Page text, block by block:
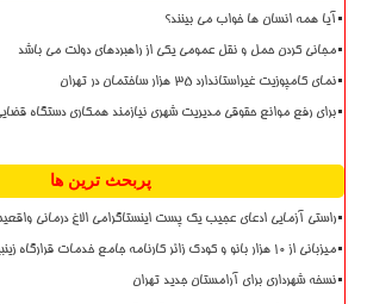
آیا همه انسان ها خواب می بینند؟
مجانی کردن حمل و نقل عمومی یکی از راهبردهای دولت می باشد
نمای کامپوزیت غیراستاندارد ۳۵ هزار ساختمان در تهران
برای رفع موانع حقوقی مدیریت شهری نیازمند همکاری دستگاه
پربحث ترین ها
راستی آزمایی ادعای عجیب یک پست اینستاگرامی الاغ درمانی
میزبانی از ۱۰ هزار بانو و کودک زائر کارنامه جامع خدمات قرارگاه زینبیه
نسخه شهرداری برای آرامستان جدید تهران